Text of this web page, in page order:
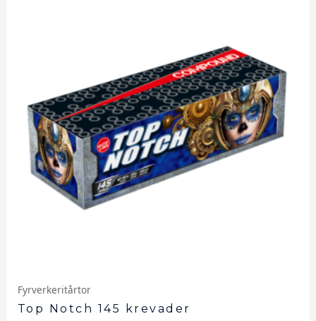
Fyrverkeritårtor
Top Notch 145 krevader